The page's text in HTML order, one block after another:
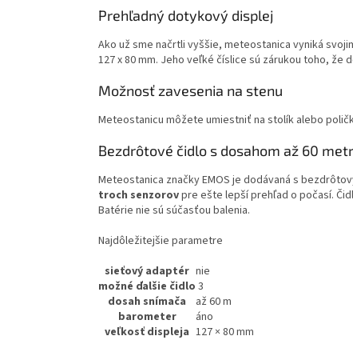
Prehľadný dotykový displej
Ako už sme načrtli vyššie, meteostanica vyniká
127 x 80 mm. Jeho veľké číslice sú zárukou toho,
Možnosť zavesenia na stenu
Meteostanicu môžete umiestniť na stolík alebo
Bezdrôtové čidlo s dosahom až 60
Meteostanica značky EMOS je dodávaná s
troch senzorovpre ešte lepší prehľad o počasí.
Batérie nie sú súčasťou balenia.
Najdôležitejšie parametre
sieťový adaptér nie
možné ďalšie čidlo 3
dosah snímača
až 60 m
barometer
áno
veľkosť displeja 127 × 80 mm